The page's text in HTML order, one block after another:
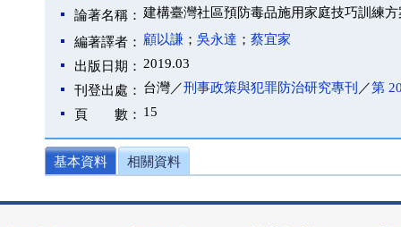
論著名稱： 建構臺灣社區預防毒品施用家庭技巧訓練
編著譯者： 顧以謙 ； 吳永達 ； 蔡宜家
出版日期： 2019.03
刊登出處： 台灣／刑事政策與犯罪防治研究專刊 ／第
頁 數： 15
基本資料 相關資料